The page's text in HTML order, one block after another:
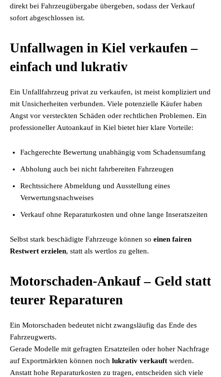
direkt bei Fahrzeugübergabe übergeben, sodass der Verkauf
sofort abgeschlossen ist.
Unfallwagen in Kiel verkaufen –
einfach und lukrativ
Ein Unfallfahrzeug privat zu verkaufen, ist meist kompliziert und
mit Unsicherheiten verbunden. Viele potenzielle Käufer haben
Angst vor versteckten Schäden oder rechtlichen Problemen. Ein
professioneller Autoankauf in Kiel bietet hier klare Vorteile:
Fachgerechte Bewertung unabhängig vom Schadensumfang
Abholung auch bei nicht fahrbereiten Fahrzeugen
Rechtssichere Abmeldung und Ausstellung eines
Verwertungsnachweises
Verkauf ohne Reparaturkosten und ohne lange Inseratszeiten
Selbst stark beschädigte Fahrzeuge können so einen fairen
Restwert erzielen, statt als wertlos zu gelten.
Motorschaden-Ankauf – Geld statt
teurer Reparaturen
Ein Motorschaden bedeutet nicht zwangsläufig das Ende des
Fahrzeugwerts.
Gerade Modelle mit gefragten Ersatzteilen oder hoher Nachfrage
auf Exportmärkten können noch lukrativ verkauft werden.
Anstatt hohe Reparaturkosten zu tragen, entscheiden sich viele